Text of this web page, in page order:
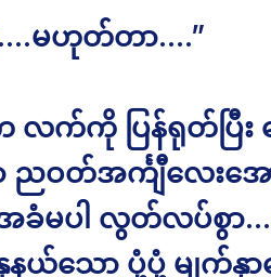
မဟုတ်တာ….”
လက်ကို ပြန်ရုတ်ပြီး
ညဝတ်အင်္ကျီလေးအ
ခံမပါ လွတ်လပ်စွာ…
နယ်သော ပုံ့ပုံ့ မျက်